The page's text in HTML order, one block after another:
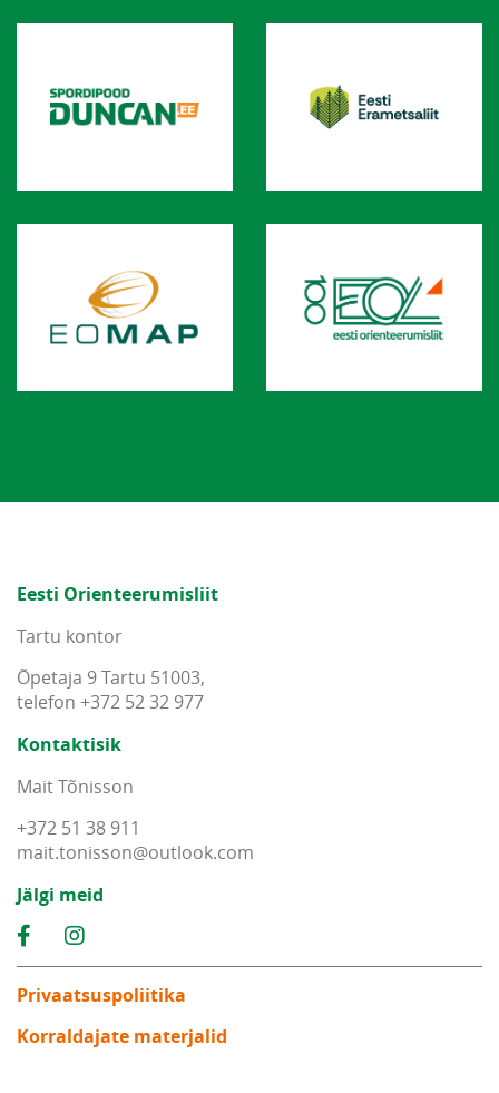
Eesti Orienteerumisliit
Tartu kontor
Õpetaja 9 Tartu 51003,
telefon +372 52 32 977
Kontaktisik
Mait Tõnisson
+372 51 38 911
mait.tonisson@outlook.com
Jälgi meid
Privaatsuspoliitika
Korraldajate materjalid